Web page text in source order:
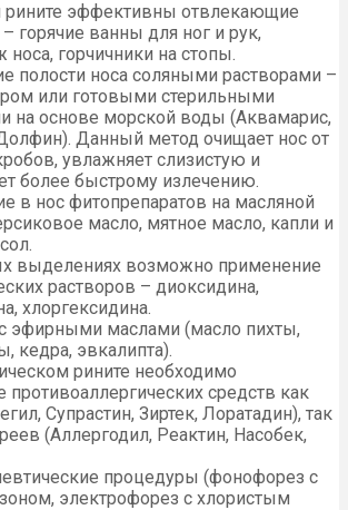
рините эффективны отвлекающие
горячие ванны для ног и рук,
горчичники на стопы.
полости носа соляными растворами –
или готовыми стерильными
на основе морской воды (Аквамарис,
Данный метод очищает нос от
увлажняет слизистую и
более быстрому излечению.
в нос фитопрепаратов на масляной
масло, мятное масло, капли и
выделениях возможно применение
растворов – диоксидина,
хлоргексидина.
эфирными маслами (масло пихты,
кедра, эвкалипта).
рините необходимо
противоаллергических средств как
Супрастин, Зиртек, Лоратадин), так
(Аллергодил, Реактин, Насобек,
процедуры (фонофорез с
электрофорез с хлористым